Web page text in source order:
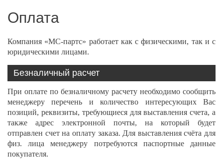
Оплата
Компания «МС-партс» работает как с физическими, так и с
юридическими лицами.
Безналичный расчет
При оплате по безналичному расчету необходимо сообщить
менеджеру перечень и количество интересующих Вас
позиций, реквизиты, требующиеся для выставления счета, а
также адрес электронной почты, на который будет
отправлен счет на оплату заказа. Для выставления счёта для
физ. лица менеджеру потребуются паспортные данные
покупателя.